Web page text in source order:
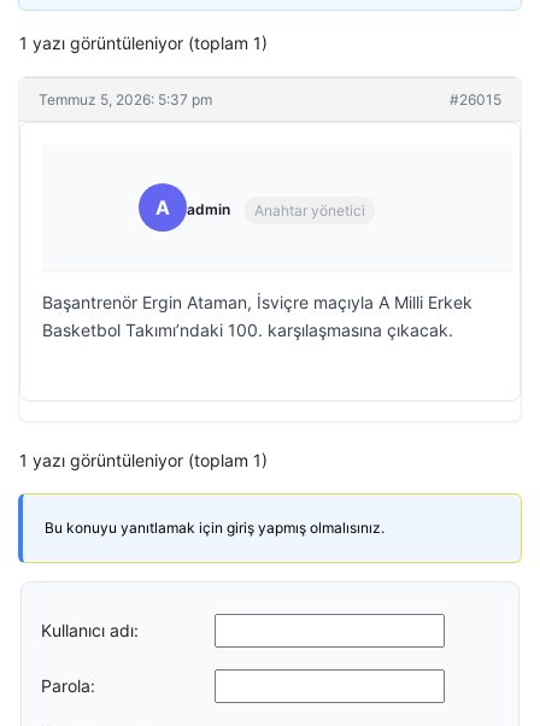
1 yazı görüntüleniyor (toplam 1)
Temmuz 5, 2026: 5:37 pm #26015
A admin Anahtar yönetici
Başantrenör Ergin Ataman, İsviçre maçıyla A Milli Erkek
Basketbol Takımı’ndaki 100. karşılaşmasına çıkacak.
1 yazı görüntüleniyor (toplam 1)
Bu konuyu yanıtlamak için giriş yapmış olmalısınız.
Kullanıcı adı:
Parola: